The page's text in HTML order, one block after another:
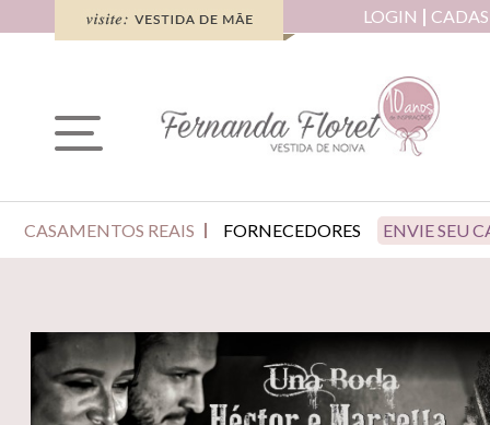
LOGIN
CASAMENTOS REAIS FORNECEDORES ENVIE SEU